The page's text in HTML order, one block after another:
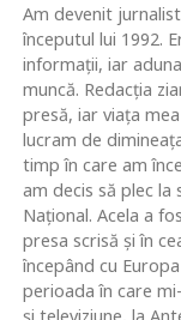
Am devenit
începutul lui 1992.
informaţii, iar
muncă. Redacţia
presă, iar viaţa
lucram de
timp în care am
am decis să plec la
Naţional. Acela a
presa scrisă şi în
începând cu
perioada în care